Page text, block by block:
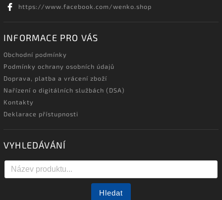
https://www.facebook.com/wenko.shop
INFORMACE PRO VÁS
Obchodní podmínky
Podmínky ochrany osobních údajů
Doprava, platba a vrácení zboží
Nařízení o digitálních službách (DSA)
Kontakty
Deklarace přístupnosti
VYHLEDÁVÁNÍ
Hledat